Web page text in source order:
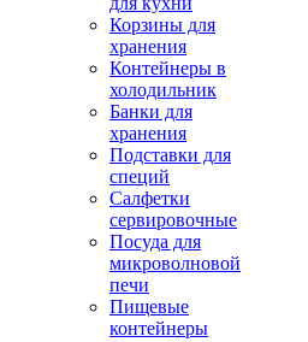
Корзины для
хранения
Контейнеры в
холодильник
Банки для
хранения
Подставки для
специй
Салфетки
сервировочные
Посуда для
микроволновой
печи
Пищевые
контейнеры